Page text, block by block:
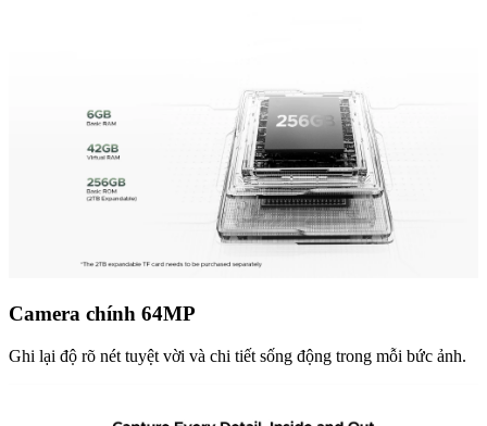
Camera chính 64MP
Ghi lại độ rõ nét tuyệt vời và chi tiết sống động trong mỗi bức ảnh.